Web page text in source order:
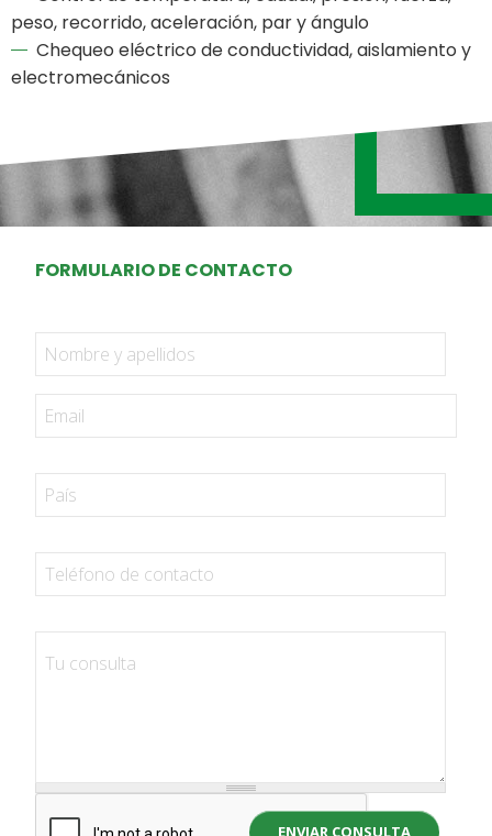
peso, recorrido, aceleración, par y ángulo
Chequeo eléctrico de conductividad, aislamiento y
electromecánicos
FORMULARIO DE CONTACTO
ENVIAR CONSULTA